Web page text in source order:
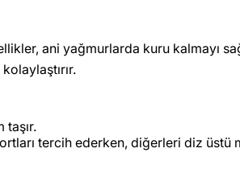
ani yağmurlarda kuru kalmayı
taşır.
tercih ederken, diğerleri diz üstü